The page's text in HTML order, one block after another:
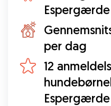
Espergærde
per dag
12